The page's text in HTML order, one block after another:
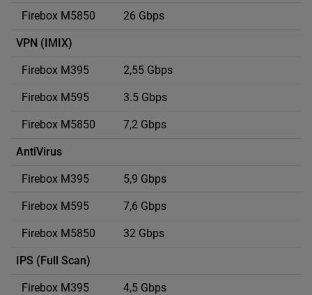
26 Gbps
VPN (IMIX)
2,55 Gbps
3.5 Gbps
7,2 Gbps
AntiVirus
5,9 Gbps
7,6 Gbps
32 Gbps
IPS (Full Scan)
4,5 Gbps